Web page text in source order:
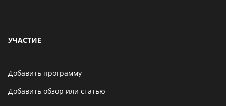
УЧАСТИЕ
Добавить программу
Добавить обзор или статью